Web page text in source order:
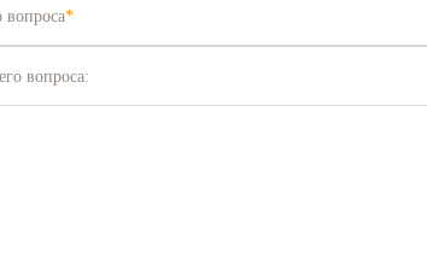
вопроса*
вопроса: